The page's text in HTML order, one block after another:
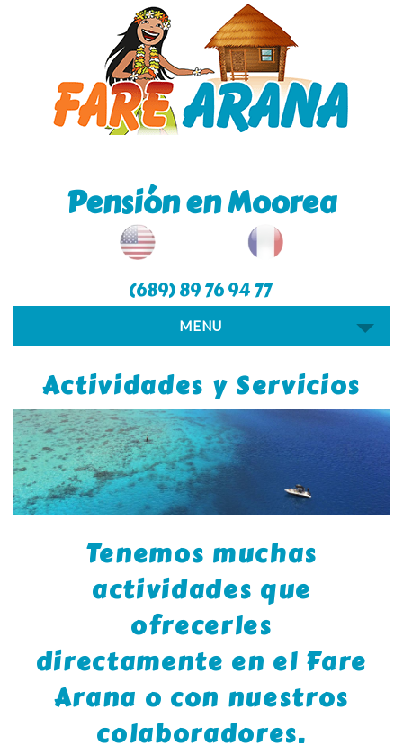
Pensión en Moorea
(689) 89 76 94 77
MENU
Actividades y Servicios
Tenemos muchas
actividades que
ofrecerles
directamente en el Fare
Arana o con nuestros
colaboradores.